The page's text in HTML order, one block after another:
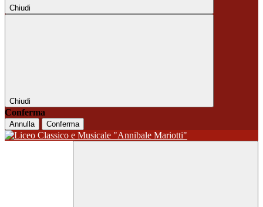
Chiudi
Chiudi
Conferma
Annulla Conferma